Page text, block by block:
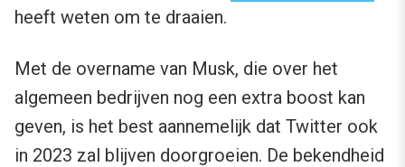
heeft weten om te draaien.
Met de overname van Musk, die over het
algemeen bedrijven nog een extra boost kan
geven, is het best aannemelijk dat Twitter ook
in 2023 zal blijven doorgroeien. De bekendheid